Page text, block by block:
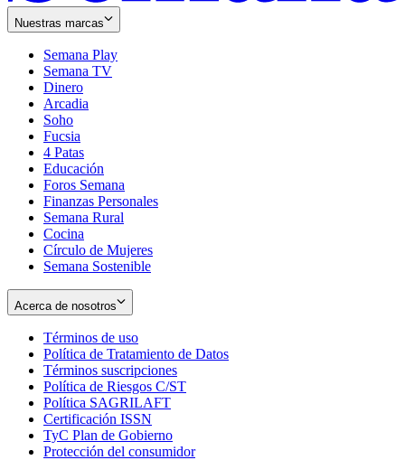
Nuestras marcas
Semana Play
Semana TV
Dinero
Arcadia
Soho
in
new
window
Fucsia
in
new
window
4 Patas
Educación
Foros Semana
Finanzas Personales
Semana Rural
Cocina
Círculo de Mujeres
Semana Sostenible
Acerca de nosotros
Términos de uso
in
new
window
Política de Tratamiento de Datos
Términos suscripciones
in
Política de Riesgos C/ST
Política SAGRILAFT
new
window
Certificación ISSN
in
new
TyC Plan de Gobierno
in
Protección del consumidorOpens